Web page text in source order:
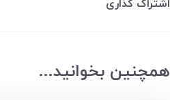
اشتراک گذاری
همچنین بخوانید...